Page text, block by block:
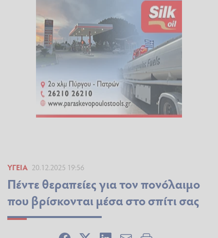
ΥΓΕΊΑ 20.12.2025 19:56
Πέντε θεραπείες για τον πονόλαιμο
που βρίσκονται μέσα στο σπίτι σας